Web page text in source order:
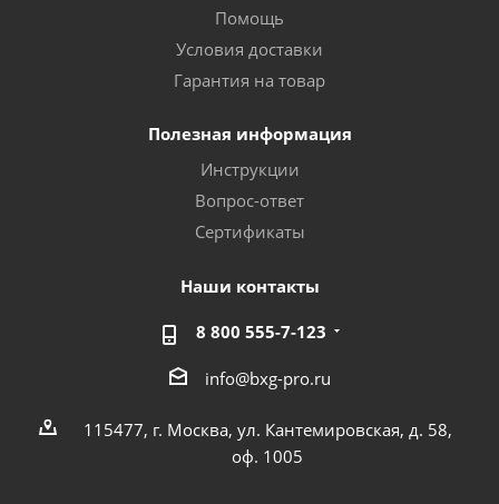
Помощь
Условия доставки
Гарантия на товар
Полезная информация
Инструкции
Вопрос-ответ
Сертификаты
Наши контакты
8 800 555-7-123
info@bxg-pro.ru
115477, г. Москва, ул. Кантемировская, д. 58,
оф. 1005